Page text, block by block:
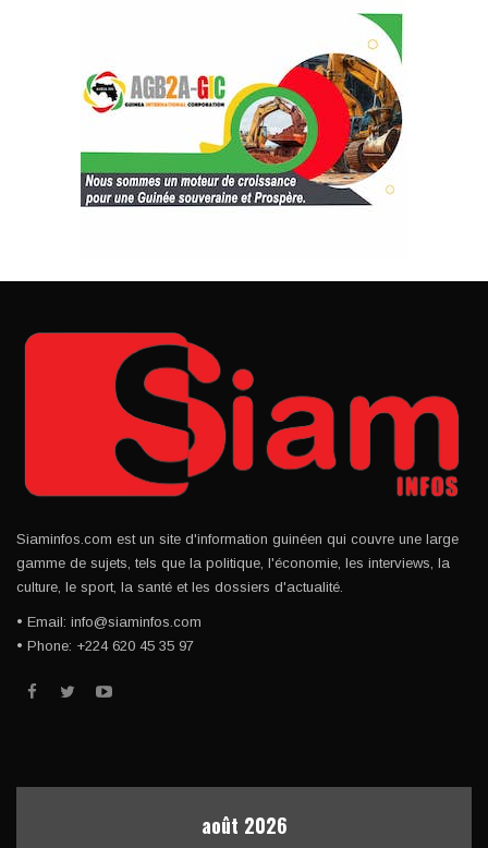
Siaminfos.com est un site d'information guinéen qui couvre une large
gamme de sujets, tels que la politique, l'économie, les interviews, la
culture, le sport, la santé et les dossiers d'actualité.
• Email: info@siaminfos.com
• Phone: +224 620 45 35 97
août 2026